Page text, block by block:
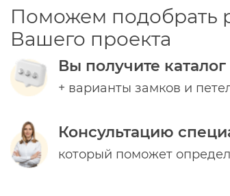
Поможем подобрать
Вашего проекта
Вы получите
+ варианты замков и
Консультацию
который поможет